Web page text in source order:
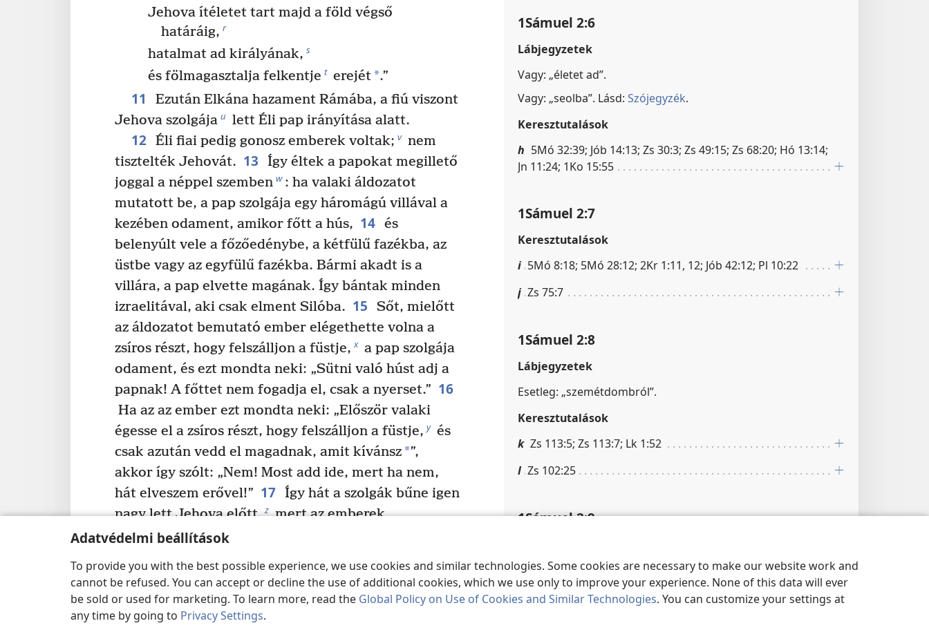
Adatvédelmi beállítások
To provide you with the best possible experience, we use cookies and similar technologies. Some cookies are necessary to make our website work and
cannot be refused. You can accept or decline the use of additional cookies, which we use only to improve your experience. None of this data will ever
be sold or used for marketing. To learn more, read the Global Policy on Use of Cookies and Similar Technologies. You can customize your settings at
any time by going to Privacy Settings.
Jehova ítéletet tart majd a föld végső
határáig, r
hatalmat ad királyának, s
és fölmagasztalja felkentje t erejét*.”
11
Ezután Elkána hazament Rámába, a fiú viszont
Jehova szolgája u lett Éli pap irányítása alatt.
12 Éli fiai pedig gonosz emberek voltak; v nem
tisztelték Jehovát. 13
Így éltek a papokat megillető
joggal a néppel szemben w : ha valaki áldozatot
mutatott be, a pap szolgája egy háromágú villával a
kezében odament, amikor főtt a hús, 14 és
belenyúlt vele a főzőedénybe, a kétfülű fazékba, az
üstbe vagy az egyfülű fazékba. Bármi akadt is a
villára, a pap elvette magának. Így bántak minden
izraelitával, aki csak elment Silóba. 15
Sőt, mielőtt
az áldozatot bemutató ember elégethette volna a
zsíros részt, hogy felszálljon a füstje, x a pap szolgája
odament, és ezt mondta neki: „Sütni való húst adj a
papnak! A főttet nem fogadja el, csak a nyerset.” 16
Ha az az ember ezt mondta neki: „Először valaki
égesse el a zsíros részt, hogy felszálljon a füstje, y és
csak azután vedd el magadnak, amit kívánsz*”,
akkor így szólt: „Nem! Most add ide, mert ha nem,
hát elveszem erővel!” 17 Így hát a szolgák bűne igen
nagy lett Jehova előtt, z mert az emberek
megvetették a Jehovának szánt áldozatot.
lenvászon efódot viselve * , b
habár még csak kisfiú
volt.
19 Anyja mindig készített neki egy kicsi
ujjatlan köpenyt, és minden évben fölvitte neki,
1Sámuel 2:6
Lábjegyzetek
Vagy: „életet ad”.
Vagy: „seolba”. Lásd: Szójegyzék.
Keresztutalások
h 5Mó 32:39; Jób 14:13; Zs 30:3; Zs 49:15; Zs 68:20; Hó 13:14;
Jn 11:24; 1Ko 15:55
1Sámuel 2:7
Keresztutalások
i 5Mó 8:18; 5Mó 28:12; 2Kr 1:11, 12; Jób 42:12; Pl 10:22
j Zs 75:7
1Sámuel 2:8
Lábjegyzetek
Esetleg: „szemétdombról”.
Keresztutalások
k Zs 113:5; Zs 113:7; Lk 1:52
l Zs 102:25
1Sámuel 2:9
m Zs 91:11; Zs 97:10; Zs 121:3
o Zs 33:16; Za 4:6